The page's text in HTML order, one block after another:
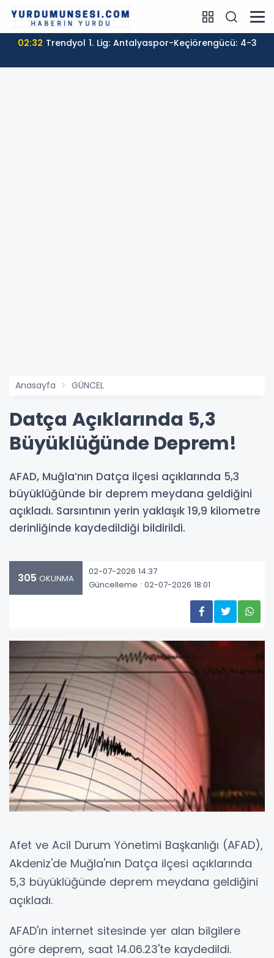
02:32 Trendyol 1. Lig: Antalyaspor-Keçiörengücü: 4-3
Anasayfa GÜNCEL
Datça Açıklarında 5,3
Büyüklüğünde Deprem!
AFAD, Muğla’nın Datça ilçesi açıklarında 5,3
büyüklüğünde bir deprem meydana geldiğini
açıkladı. Sarsıntının yerin yaklaşık 19,9 kilometre
derinliğinde kaydedildiği bildirildi.
305 OKUNMA
02-07-2026 14:37
Güncelleme : 02-07-2026 18:01
Afet ve Acil Durum Yönetimi Başkanlığı (AFAD),
Akdeniz'de Muğla'nın Datça ilçesi açıklarında
5,3 büyüklüğünde deprem meydana geldiğini
açıkladı.
AFAD'ın internet sitesinde yer alan bilgilere
göre deprem, saat 14.06.23'te kaydedildi.